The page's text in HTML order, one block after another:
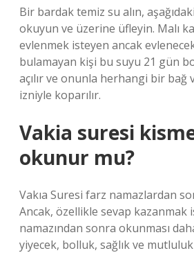
Bir bardak temiz su alın,
okuyun ve üzerine üfleyin. Malı
evlenmek isteyen ancak
bulamayan kişi bu suyu 21 gün
açılır ve onunla herhangi bir bağ
izniyle koparılır.
Vakia suresi
okunur mu?
Vakıa Suresi farz namazlardan
Ancak, özellikle sevap kazanmak
namazından sonra okunması
yiyecek, bolluk, sağlık ve